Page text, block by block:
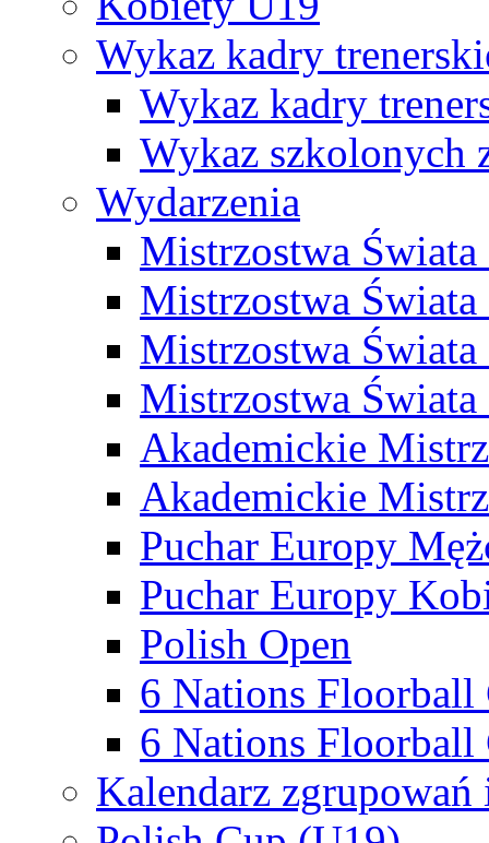
Wykaz kadry
Wykaz kadry
Wykaz szkolonych
Wydarzenia
Mistrzostwa
Mistrzostwa
Mistrzostwa
Mistrzostwa
Akademickie
Akademickie
Puchar Europy
Puchar Europy
Polish Open
6 Nations Floorball
6 Nations Floorball
Kalendarz